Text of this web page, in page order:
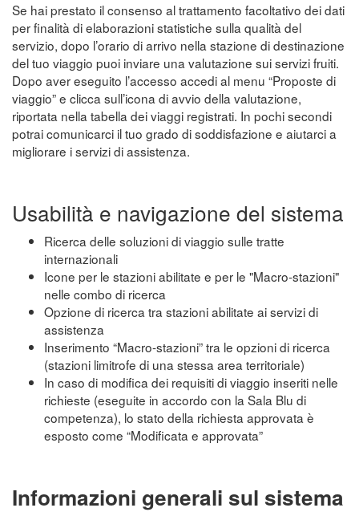
Se hai prestato il consenso al trattamento facoltativo dei dati
per finalità di elaborazioni statistiche sulla qualità del
servizio, dopo l’orario di arrivo nella stazione di destinazione
del tuo viaggio puoi inviare una valutazione sui servizi fruiti.
Dopo aver eseguito l’accesso accedi al menu “Proposte di
viaggio” e clicca sull’icona di avvio della valutazione,
riportata nella tabella dei viaggi registrati. In pochi secondi
potrai comunicarci il tuo grado di soddisfazione e aiutarci a
migliorare i servizi di assistenza.
Usabilità e navigazione del sistema
Ricerca delle soluzioni di viaggio sulle tratte
internazionali
Icone per le stazioni abilitate e per le "Macro-stazioni"
nelle combo di ricerca
Opzione di ricerca tra stazioni abilitate ai servizi di
assistenza
Inserimento “Macro-stazioni” tra le opzioni di ricerca
(stazioni limitrofe di una stessa area territoriale)
In caso di modifica dei requisiti di viaggio inseriti nelle
richieste (eseguite in accordo con la Sala Blu di
competenza), lo stato della richiesta approvata è
esposto come “Modificata e approvata”
Informazioni generali sul sistema